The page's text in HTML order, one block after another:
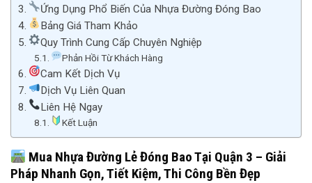
Ứng Dụng Phổ Biến Của Nhựa Đường Đóng Bao
Bảng Giá Tham Khảo
Quy Trình Cung Cấp Chuyên Nghiệp
Phản Hồi Từ Khách Hàng
Cam Kết Dịch Vụ
Dịch Vụ Liên Quan
Liên Hệ Ngay
Kết Luận
Mua Nhựa Đường Lẻ Đóng Bao Tại Quận 3 – Giải
Pháp Nhanh Gọn, Tiết Kiệm, Thi Công Bền Đẹp